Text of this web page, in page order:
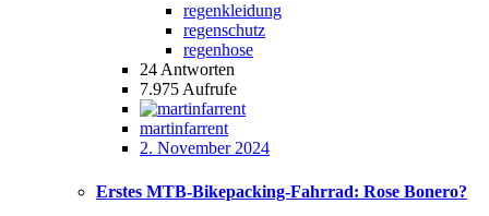
regenkleidung
regenschutz
regenhose
24 Antworten
7.975 Aufrufe
martinfarrent
2. November 2024
Erstes MTB-Bikepacking-Fahrrad: Rose Bonero?